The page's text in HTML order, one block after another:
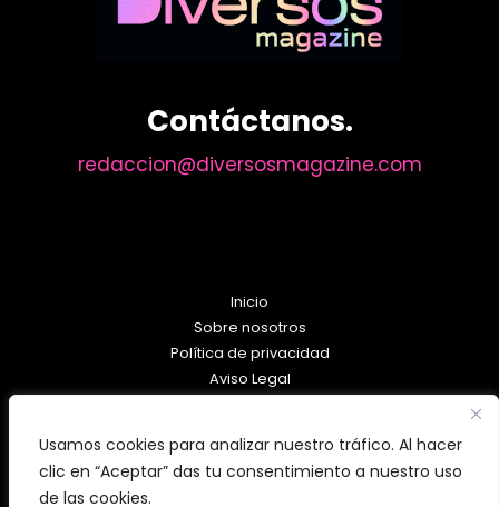
Usamos cookies para analizar nuestro tráfico. Al hacer
clic en “Aceptar” das tu consentimiento a nuestro uso
de las cookies.
Contáctanos.
redaccion@diversosmagazine.com
Inicio
Sobre nosotros
Política de privacidad
Aviso Legal